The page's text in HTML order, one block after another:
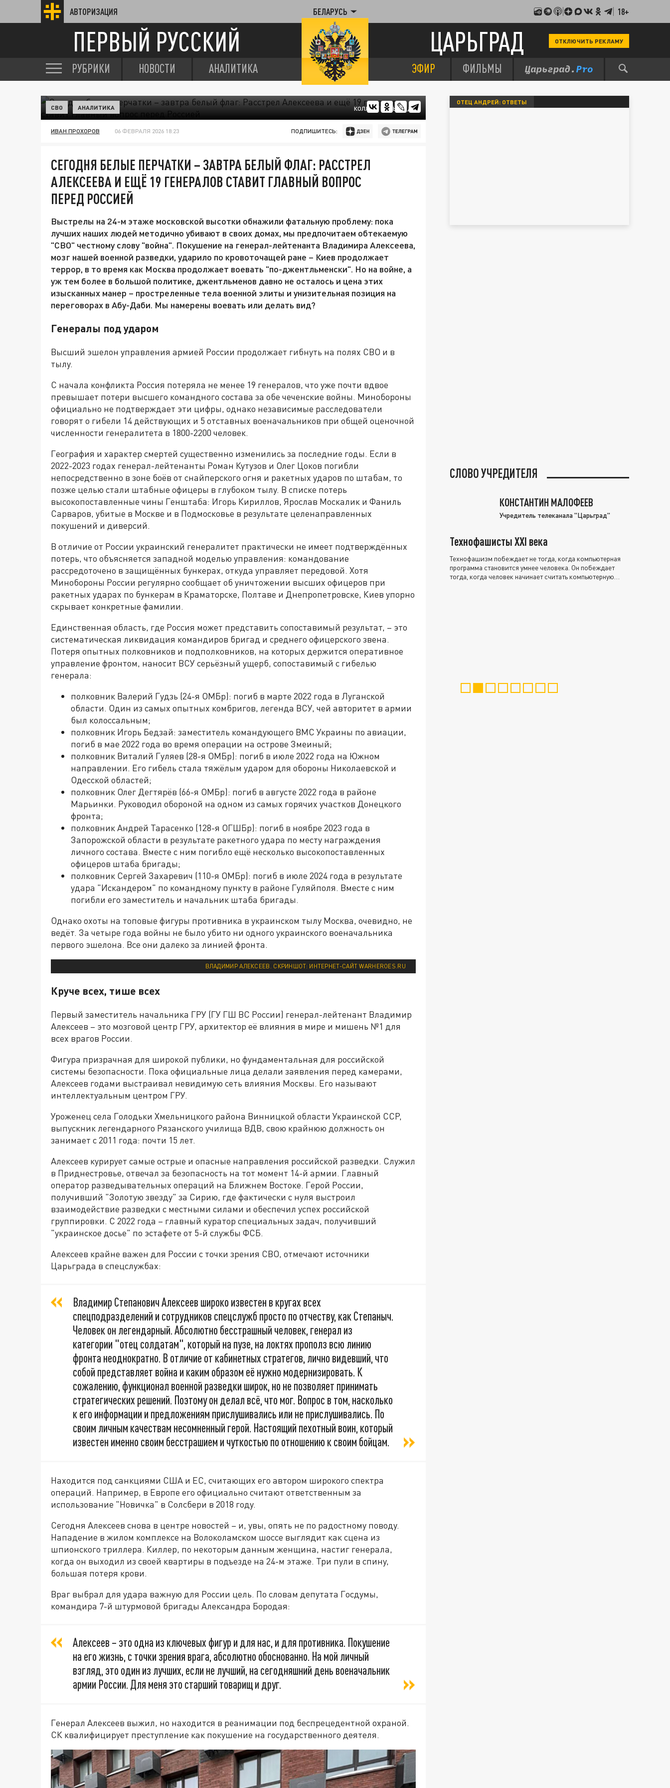
АВТОРИЗАЦИЯ БЕЛАРУСЬ 18+
ПЕРВЫЙ РУССКИЙ ЦАРЬГРАД ОТКЛЮЧИТЬ РЕКЛАМУ
РУБРИКИ НОВОСТИ АНАЛИТИКА ЭФИР ФИЛЬМЫ
КОЛЛАЖ ЦАРЬГРАДА
СВО АНАЛИТИКА
ИВАН ПРОХОРОВ 06 ФЕВРАЛЯ 2026 18:23 ПОДПИШИТЕСЬ:
СЕГОДНЯ БЕЛЫЕ ПЕРЧАТКИ – ЗАВТРА БЕЛЫЙ ФЛАГ: РАССТРЕЛ
АЛЕКСЕЕВА И ЕЩЁ 19 ГЕНЕРАЛОВ СТАВИТ ГЛАВНЫЙ ВОПРОС
ПЕРЕД РОССИЕЙ
Выстрелы на 24-м этаже московской высотки обнажили фатальную проблему: пока
лучших наших людей методично убивают в своих домах, мы предпочитаем обтекаемую
"СВО" честному слову "война". Покушение на генерал-лейтенанта Владимира Алексеева,
мозг нашей военной разведки, ударило по кровоточащей ране – Киев продолжает
террор, в то время как Москва продолжает воевать "по-джентльменски". Но на войне, а
уж тем более в большой политике, джентльменов давно не осталось и цена этих
изысканных манер – простреленные тела военной элиты и унизительная позиция на
переговорах в Абу-Даби. Мы намерены воевать или делать вид?
Генералы под ударом
Высший эшелон управления армией России продолжает гибнуть на полях СВО и в
тылу.
С начала конфликта Россия потеряла не менее 19 генералов, что уже почти вдвое
превышает потери высшего командного состава за обе чеченские войны. Минобороны
официально не подтверждает эти цифры, однако независимые расследователи
говорят о гибели 14 действующих и 5 отставных военачальников при общей оценочной
численности генералитета в 1800-2200 человек.
География и характер смертей существенно изменились за последние годы. Если в
2022-2023 годах генерал-лейтенанты Роман Кутузов и Олег Цоков погибли
непосредственно в зоне боёв от снайперского огня и ракетных ударов по штабам, то
позже целью стали штабные офицеры в глубоком тылу. В списке потерь
высокопоставленные чины Генштаба: Игорь Кириллов, Ярослав Москалик и Фаниль
Сарваров, убитые в Москве и в Подмосковье в результате целенаправленных
покушений и диверсий.
В отличие от России украинский генералитет практически не имеет подтверждённых
потерь, что объясняется западной моделью управления: командование
рассредоточено в защищённых бункерах, откуда управляет передовой. Хотя
Минобороны России регулярно сообщает об уничтожении высших офицеров при
ракетных ударах по бункерам в Краматорске, Полтаве и Днепропетровске, Киев упорно
скрывает конкретные фамилии.
Единственная область, где Россия может представить сопоставимый результат, – это
систематическая ликвидация командиров бригад и среднего офицерского звена.
Потеря опытных полковников и подполковников, на которых держится оперативное
управление фронтом, наносит ВСУ серьёзный ущерб, сопоставимый с гибелью
генерала:
полковник Валерий Гудзь (24-я ОМБр): погиб в марте 2022 года в Луганской
области. Один из самых опытных комбригов, легенда ВСУ, чей авторитет в армии
был колоссальным;
полковник Игорь Бедзай: заместитель командующего ВМС Украины по авиации,
погиб в мае 2022 года во время операции на острове Змеиный;
полковник Виталий Гуляев (28-я ОМБр): погиб в июле 2022 года на Южном
направлении. Его гибель стала тяжёлым ударом для обороны Николаевской и
Одесской областей;
полковник Олег Дегтярёв (66-я ОМБр): погиб в августе 2022 года в районе
Марьинки. Руководил обороной на одном из самых горячих участков Донецкого
фронта;
полковник Андрей Тарасенко (128-я ОГШБр): погиб в ноябре 2023 года в
Запорожской области в результате ракетного удара по месту награждения
личного состава. Вместе с ним погибло ещё несколько высокопоставленных
офицеров штаба бригады;
полковник Сергей Захаревич (110-я ОМБр): погиб в июле 2024 года в результате
удара "Искандером" по командному пункту в районе Гуляйполя. Вместе с ним
погибли его заместитель и начальник штаба бригады.
Однако охоты на топовые фигуры противника в украинском тылу Москва, очевидно, не
ведёт. За четыре года войны не было убито ни одного украинского военачальника
первого эшелона. Все они далеко за линией фронта.
ВЛАДИМИР АЛЕКСЕЕВ. СКРИНШОТ: ИНТЕРНЕТ-САЙТ WARHEROES.RU
Круче всех, тише всех
Первый заместитель начальника ГРУ (ГУ ГШ ВС России) генерал-лейтенант Владимир
Алексеев – это мозговой центр ГРУ, архитектор её влияния в мире и мишень №1 для
всех врагов России.
Фигура призрачная для широкой публики, но фундаментальная для российской
системы безопасности. Пока официальные лица делали заявления перед камерами,
Алексеев годами выстраивал невидимую сеть влияния Москвы. Его называют
интеллектуальным центром ГРУ.
Уроженец села Голодьки Хмельницкого района Винницкой области Украинской ССР,
выпускник легендарного Рязанского училища ВДВ, свою крайнюю должность он
занимает с 2011 года: почти 15 лет.
Алексеев курирует самые острые и опасные направления российской разведки. Служил
в Приднестровье, отвечал за безопасность на тот момент 14-й армии. Главный
оператор разведывательных операций на Ближнем Востоке. Герой России,
получивший "Золотую звезду" за Сирию, где фактически с нуля выстроил
взаимодействие разведки с местными силами и обеспечил успех российской
группировки. С 2022 года – главный куратор специальных задач, получивший
"украинское досье" по эстафете от 5-й службы ФСБ.
Алексеев крайне важен для России с точки зрения СВО, отмечают источники
Царьграда в спецслужбах:
Владимир Степанович Алексеев широко известен в кругах всех
спецподразделений и сотрудников спецслужб просто по отчеству, как Степаныч.
Человек он легендарный. Абсолютно бесстрашный человек, генерал из
категории "отец солдатам", который на пузе, на локтях прополз всю линию
фронта неоднократно. В отличие от кабинетных стратегов, лично видевший, что
собой представляет война и каким образом её нужно модернизировать. К
сожалению, функционал военной разведки широк, но не позволяет принимать
стратегических решений. Поэтому он делал всё, что мог. Вопрос в том, насколько
к его информации и предложениям прислушивались или не прислушивались. По
своим личным качествам несомненный герой. Настоящий пехотный воин, который
известен именно своим бесстрашием и чуткостью по отношению к своим бойцам.
Находится под санкциями США и ЕС, считающих его автором широкого спектра
операций. Например, в Европе его официально считают ответственным за
использование "Новичка" в Солсбери в 2018 году.
Сегодня Алексеев снова в центре новостей – и, увы, опять не по радостному поводу.
Нападение в жилом комплексе на Волоколамском шоссе выглядит как сцена из
шпионского триллера. Киллер, по некоторым данным женщина, настиг генерала,
когда он выходил из своей квартиры в подъезде на 24-м этаже. Три пули в спину,
большая потеря крови.
Враг выбрал для удара важную для России цель. По словам депутата Госдумы,
командира 7-й штурмовой бригады Александра Бородая:
Алексеев – это одна из ключевых фигур и для нас, и для противника. Покушение
на его жизнь, с точки зрения врага, абсолютно обоснованно. На мой личный
взгляд, это один из лучших, если не лучший, на сегодняшний день военачальник
армии России. Для меня это старший товарищ и друг.
Генерал Алексеев выжил, но находится в реанимации под беспрецедентной охраной.
СК квалифицирует преступление как покушение на государственного деятеля.
ОТЕЦ АНДРЕЙ: ОТВЕТЫ
СЛОВО УЧРЕДИТЕЛЯ
КОНСТАНТИН МАЛОФЕЕВ
Учредитель телеканала "Царьград"
Технофашисты XXI века
Технофашизм побеждает не тогда, когда компьютерная
программа становится умнее человека. Он побеждает
тогда, когда человек начинает считать компьютерную